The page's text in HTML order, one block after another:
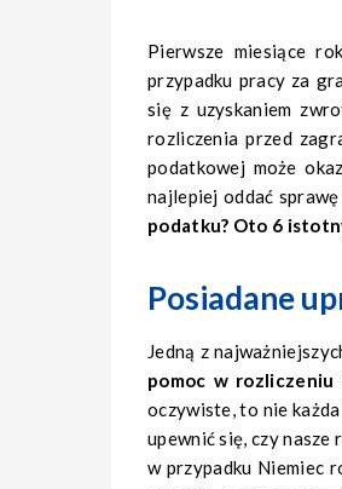
Pierwsze miesiące
przypadku pracy za
się z uzyskaniem
rozliczenia przed
podatkowej może
najlepiej oddać
podatku? Oto 6
Posiadane
Jedną z
pomoc w rozliczeniu
oczywiste, to nie
upewnić się, czy
w przypadku Niemiec